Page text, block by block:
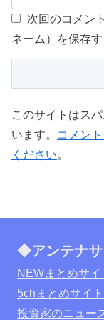
次回のコメン
ネーム）を保存す
このサイトはス
います。
コメン
ください。
◆アンテナサ
NEWまとめサイ
5chまとめサイ
投資家のニュー